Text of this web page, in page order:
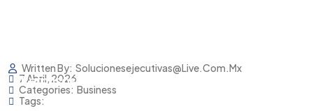
Permisos Y Avisos Cofepris
Written By: Solucionesejecutivas@live.com.mx
7 Abril, 2026
Categories: Business
Tags: